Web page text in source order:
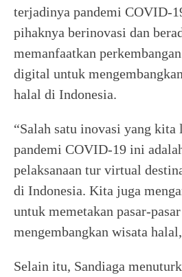
terjadinya pandemi COVID-
pihaknya berinovasi dan
memanfaatkan
digital untuk
halal di Indonesia.
“Salah satu inovasi yang kita
pandemi COVID-19 ini
pelaksanaan tur virtual
di Indonesia. Kita juga
untuk memetakan pasar-
mengembangkan wisata
Selain itu, Sandiaga